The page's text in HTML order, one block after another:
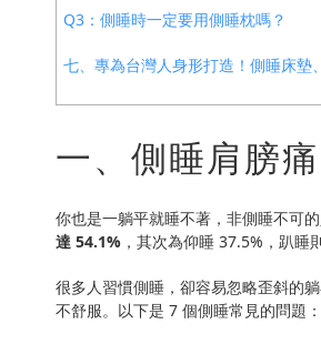
Q3：側睡時一定要用側睡枕嗎？
七、專為台灣人身形打造！側睡床
一、側睡肩膀
你也是一躺平就睡不著，非側睡不可
達 54.1% ，其次為仰睡 37.5%，趴睡
很多人習慣側睡，卻容易忽略歪斜的
不舒服。以下是 7 個側睡常見的問題：